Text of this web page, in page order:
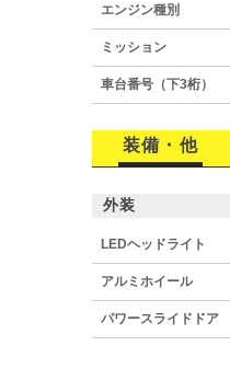
エンジン種別
ミッション
車台番号（下3桁）
装備・他
外装
LEDヘッドライト
アルミホイール
パワースライドドア